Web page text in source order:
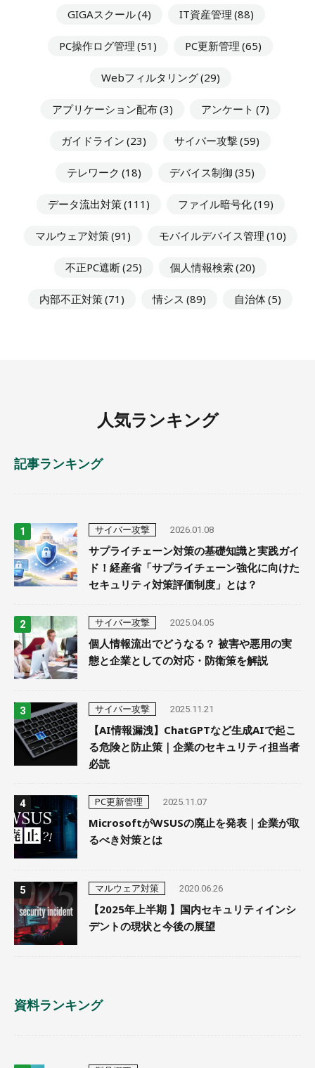
GIGAスクール(4) IT資産管理 (88)
PC操作ログ管理 (51) PC更新管理 (65)
Webフィルタリング(29)
アプリケーション配布(3) アンケート (7)
ガイドライン (23) サイバー攻撃(59)
テレワーク (18) デバイス制御 (35)
データ流出対策(111) ファイル暗号化(19)
マルウェア対策(91) モバイルデバイス管理 (10)
不正PC遮断(25) 個人情報検索(20)
内部不正対策(71) 情シス (89) 自治体(5)
人気ランキング
記事ランキング
サイバー攻撃 2026.01.08
サプライチェーン対策の基礎知識と実践ガイ
ド！経産省「サプライチェーン強化に向けた
セキュリティ対策評価制度」とは？
サイバー攻撃 2025.04.05
個人情報流出でどうなる？ 被害や悪用の実
態と企業としての対応・防衛策を解説
サイバー攻撃 2025.11.21
【AI情報漏洩】ChatGPTなど生成AIで起こ
る危険と防止策｜企業のセキュリティ担当者
必読
PC更新管理 2025.11.07
MicrosoftがWSUSの廃止を発表｜企業が取
るべき対策とは
マルウェア対策 2020.06.26
【2025年上半期 】国内セキュリティインシ
デントの現状と今後の展望
資料ランキング